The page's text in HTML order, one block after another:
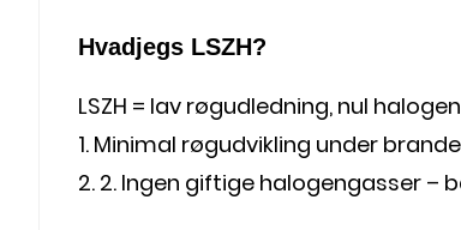
Hvadjegs LSZH?
LSZH = lav røgudledning, nul
1. Minimal røgudvikling under
2. 2. Ingen giftige halogengasser